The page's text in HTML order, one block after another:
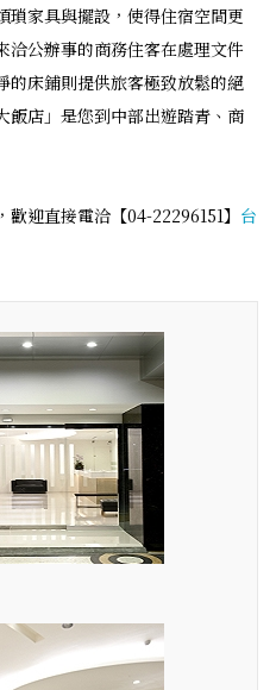
瑣家具與擺設，使得住宿空間更
洽公辦事的商務住客在處理文件
的床鋪則提供旅客極致放鬆的絕
飯店」是您到中部出遊踏青、商
迎直接電洽【04-22296151】 台